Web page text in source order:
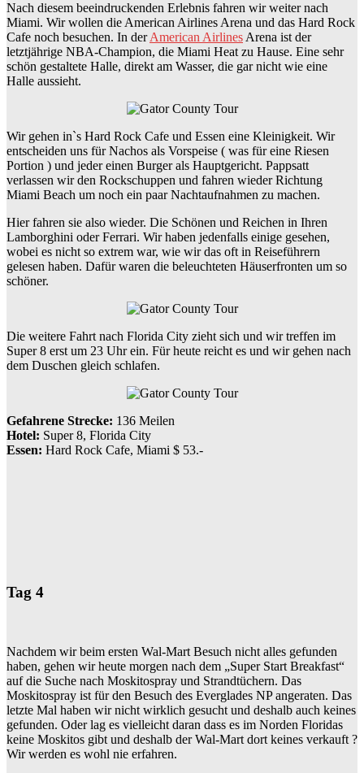
Nach diesem beeindruckenden Erlebnis fahren wir weiter nach
Miami. Wir wollen die American Airlines Arena und das Hard Rock
Cafe noch besuchen. In derAmerican AirlinesArena ist der
letztjährige NBA-Champion, die Miami Heat zu Hause. Eine sehr
schön gestaltete Halle, direkt am Wasser, die gar nicht wie eine
Halle aussieht.
Wir gehen in`s Hard Rock Cafe und Essen eine Kleinigkeit. Wir
entscheiden uns für Nachos als Vorspeise ( was für eine Riesen
Portion ) und jeder einen Burger als Hauptgericht. Pappsatt
verlassen wir den Rockschuppen und fahren wieder Richtung
Miami Beach um noch ein paar Nachtaufnahmen zu machen.
Hier fahren sie also wieder. Die Schönen und Reichen in Ihren
Lamborghini oder Ferrari. Wir haben jedenfalls einige gesehen,
wobei es nicht so extrem war, wie wir das oft in Reiseführern
gelesen haben. Dafür waren die beleuchteten Häuserfronten um so
schöner.
Die weitere Fahrt nach Florida City zieht sich und wir treffen im
Super 8 erst um 23 Uhr ein. Für heute reicht es und wir gehen nach
dem Duschen gleich schlafen.
Gefahrene Strecke: 136 Meilen
Hotel: Super 8, Florida City
Essen: Hard Rock Cafe, Miami $ 53.-
Tag 4
Nachdem wir beim ersten Wal-Mart Besuch nicht alles gefunden
haben, gehen wir heute morgen nach dem „Super Start Breakfast“
auf die Suche nach Moskitospray und Strandtüchern. Das
Moskitospray ist für den Besuch des Everglades NP angeraten. Das
letzte Mal haben wir nicht wirklich gesucht und deshalb auch keines
gefunden. Oder lag es vielleicht daran dass es im Norden Floridas
keine Moskitos gibt und deshalb der Wal-Mart dort keines verkauft ?
Wir werden es wohl nie erfahren.